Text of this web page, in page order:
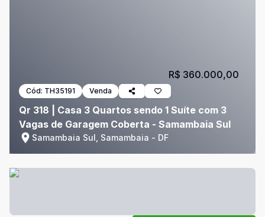
Cód: TH35191 Venda
Qr 318 | Casa 3 Quartos sendo 1 Suíte com 3
Vagas de Garagem Coberta - Samambaia Sul
Samambaia Sul, Samambaia - DF
R$ 360.000,00